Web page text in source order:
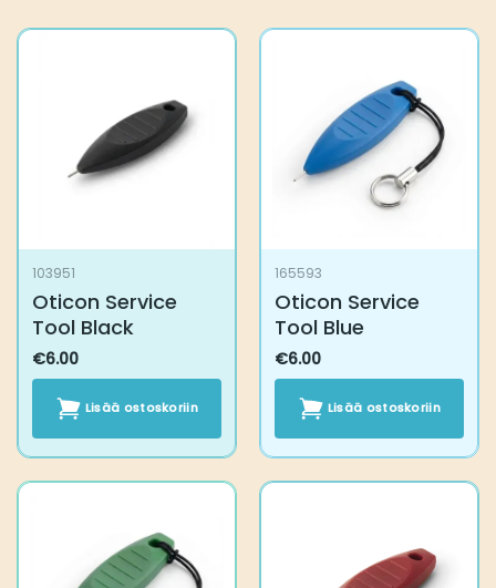
103951
Oticon Service Tool
Black
€6.00
Lisää ostoskoriin
165593
Oticon Service Tool
Blue
€6.00
Lisää ostoskoriin